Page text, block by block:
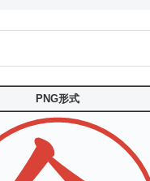
PNG形式